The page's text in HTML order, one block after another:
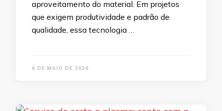
aproveitamento do material. Em projetos
que exigem produtividade e padrão de
qualidade, essa tecnologia …
6 DE MAIO DE 2026